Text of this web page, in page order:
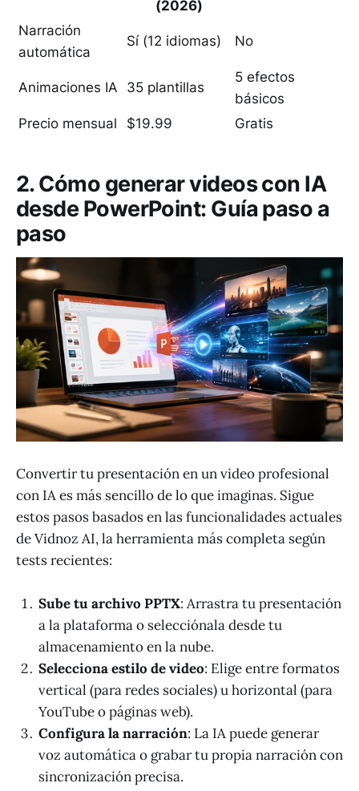
(2026)
Narración
automática
Sí (12 idiomas) No
Animaciones IA 35 plantillas
5 efectos
básicos
Precio mensual
$19.99 Gratis
2. Cómo generar videos con IA
desde PowerPoint: Guía paso a
paso
Convertir tu presentación en un video profesional
con IA es más sencillo de lo que imaginas. Sigue
estos pasos basados en las funcionalidades actuales
de Vidnoz AI, la herramienta más completa según
tests recientes:
Sube tu archivo PPTX: Arrastra tu presentación
a la plataforma o selecciónala desde tu
almacenamiento en la nube.
Selecciona estilo de video: Elige entre formatos
vertical (para redes sociales) u horizontal (para
YouTube o páginas web).
Configura la narración: La IA puede generar
voz automática o grabar tu propia narración con
sincronización precisa.